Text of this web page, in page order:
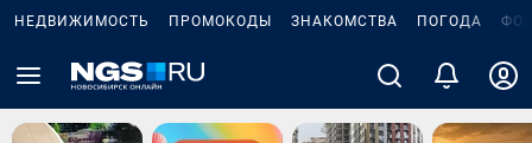
НЕДВИЖИМОСТЬ ПРОМОКОДЫ ЗНАКОМСТВА ПОГОДА